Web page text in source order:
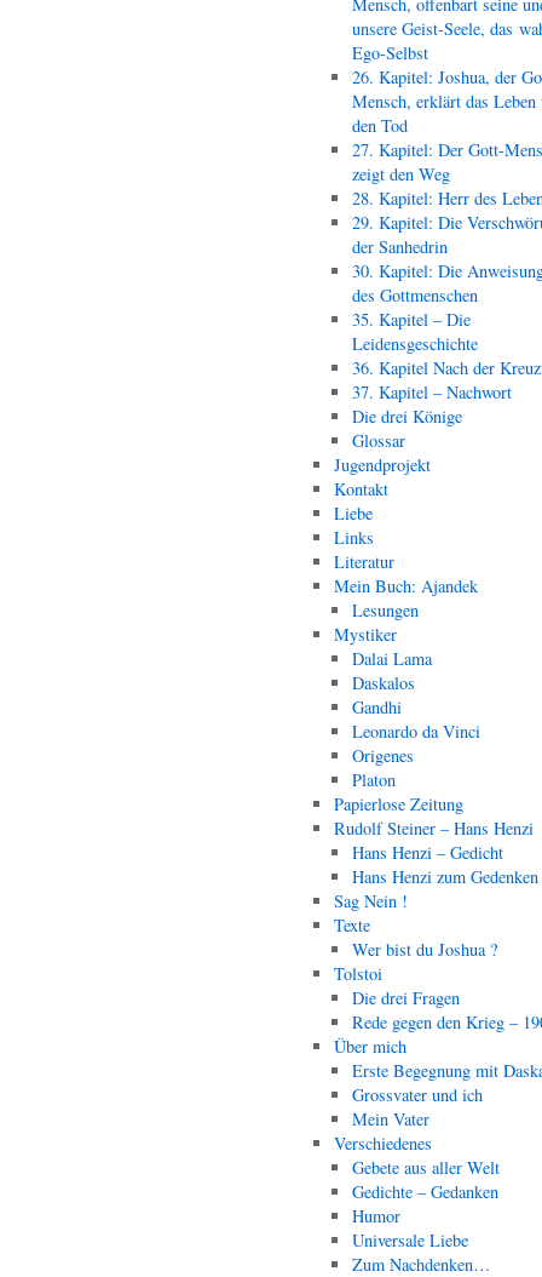
unsere Geist-Seele, das
Ego-Selbst
26. Kapitel: Joshua, der
Mensch, erklärt das Leben
den Tod
27. Kapitel: Der Gott-
zeigt den Weg
28. Kapitel: Herr des
29. Kapitel: Die
der Sanhedrin
30. Kapitel: Die
des Gottmenschen
35. Kapitel – Die
Leidensgeschichte
36. Kapitel Nach der
37. Kapitel – Nachwort
Die drei Könige
Glossar
Jugendprojekt
Kontakt
Liebe
Links
Literatur
Mein Buch: Ajandek
Lesungen
Mystiker
Dalai Lama
Daskalos
Gandhi
Leonardo da Vinci
Origenes
Platon
Papierlose Zeitung
Rudolf Steiner – Hans Henzi
Hans Henzi – Gedicht
Hans Henzi zum Gedenken
Sag Nein !
Texte
Wer bist du Joshua ?
Tolstoi
Die drei Fragen
Rede gegen den Krieg –
Über mich
Erste Begegnung mit
Grossvater und ich
Mein Vater
Verschiedenes
Gebete aus aller Welt
Gedichte – Gedanken
Humor
Universale Liebe
Zum Nachdenken…